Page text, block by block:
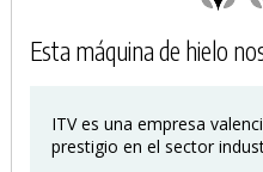
Esta máquina de hielo
ITV es una empresa
prestigio en el sector